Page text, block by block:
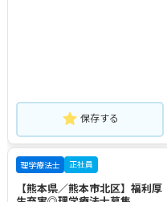
保存する
理学療法士 正社員
【熊本県／熊本市北区】福利厚